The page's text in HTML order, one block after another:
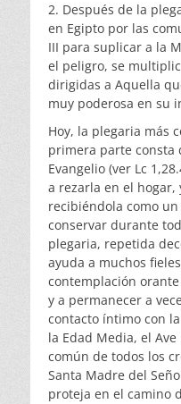
2. Después de la
en Egipto por las
III para suplicar a la
el peligro, se
dirigidas a Aquella
muy poderosa en su
Hoy, la plegaria más
primera parte consta
Evangelio (ver Lc
a rezarla en el hogar,
recibiéndola como
conservar durante
plegaria, repetida
ayuda a muchos
contemplación
y a permanecer a
contacto íntimo con
la Edad Media, el
común de todos los
Santa Madre del
proteja en el camino